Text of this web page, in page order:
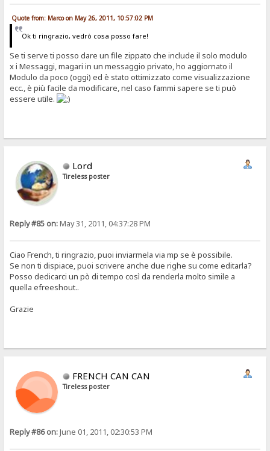
Quote from: Marco on May 26, 2011, 10:57:02 PM
Ok ti ringrazio, vedrò cosa posso fare!
Se ti serve ti posso dare un file zippato che include il solo modulo
x i Messaggi, magari in un messaggio privato, ho aggiornato il
Modulo da poco (oggi) ed è stato ottimizzato come visualizzazione
ecc., è più facile da modificare, nel caso fammi sapere se ti può
essere utile.
Lord
Tireless poster
Reply #85 on:May 31, 2011, 04:37:28 PM
Ciao French, ti ringrazio, puoi inviarmela via mp se è possibile.
Se non ti dispiace, puoi scrivere anche due righe su come editarla?
Posso dedicarci un pò di tempo così da renderla molto simile a
quella efreeshout..
Grazie
FRENCH CAN CAN
Tireless poster
Reply #86 on:June 01, 2011, 02:30:53 PM